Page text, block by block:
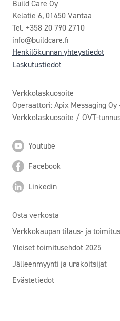
Build Care Oy
Kelatie 6, 01450 Vantaa
Tel. +358 20 790 2710
info@buildcare.fi
Henkilökunnan yhteystiedot
Laskutustiedot
Verkkolaskuosoite
Operaattori: Apix Messaging Oy
Verkkolaskuosoite / OVT-
Youtube
Facebook
Linkedin
Osta verkosta
Verkkokaupan tilaus- ja
Yleiset toimitusehdot 2025
Jälleenmyynti ja urakoitsijat
Evästetiedot